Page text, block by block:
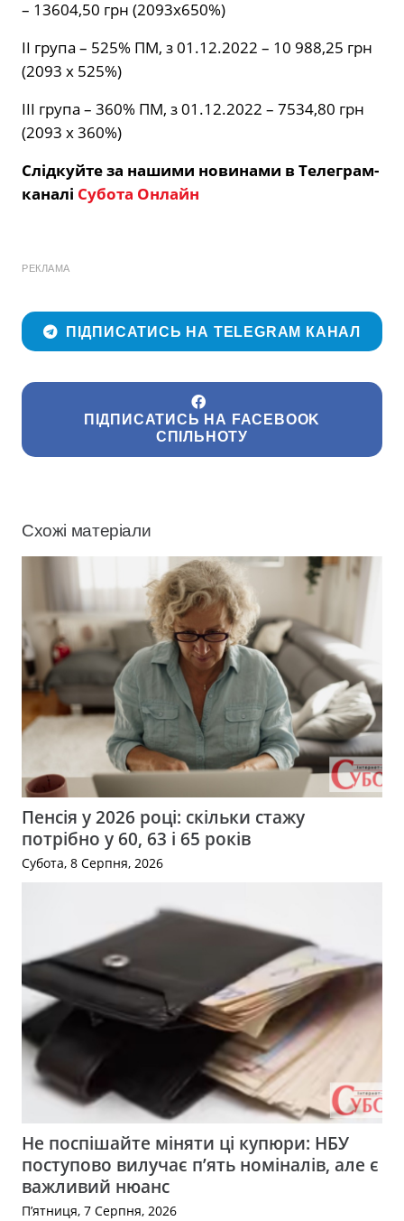
– 13604,50 грн (2093х650%)
II група – 525% ПМ, з 01.12.2022 – 10 988,25 грн
(2093 х 525%)
III група – 360% ПМ, з 01.12.2022 – 7534,80 грн
(2093 х 360%)
Слідкуйте за нашими новинами в Телеграм-
каналі Субота Онлайн
РЕКЛАМА
ПІДПИСАТИСЬ НА TELEGRAM КАНАЛ
ПІДПИСАТИСЬ НА FACEBOOK
СПІЛЬНОТУ
Схожі матеріали
Пенсія у 2026 році: скільки стажу
потрібно у 60, 63 і 65 років
Субота, 8 Серпня, 2026
Не поспішайте міняти ці купюри: НБУ
поступово вилучає п’ять номіналів, але є
важливий нюанс
П’ятниця, 7 Серпня, 2026